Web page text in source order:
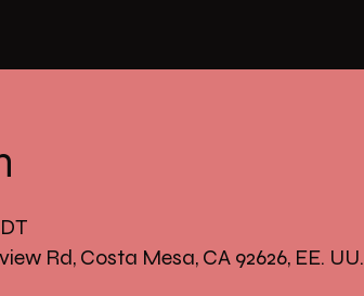
Rd, Costa Mesa, CA 92626, EE. UU.